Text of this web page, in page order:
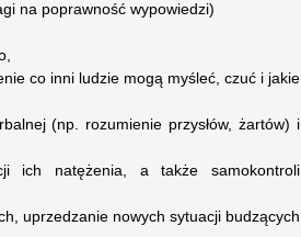
na poprawność wypowiedzi)
co inni ludzie mogą myśleć, czuć i jakie
(np. rozumienie przysłów, żartów) i
ich natężenia, a także samokontroli
uprzedzanie nowych sytuacji budzących